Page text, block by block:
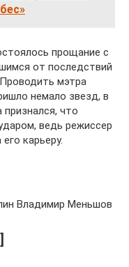
прощание с
от последствий
мэтра
немало звезд, в
признался, что
ведь режиссер
карьеру.
Владимир Меньшов